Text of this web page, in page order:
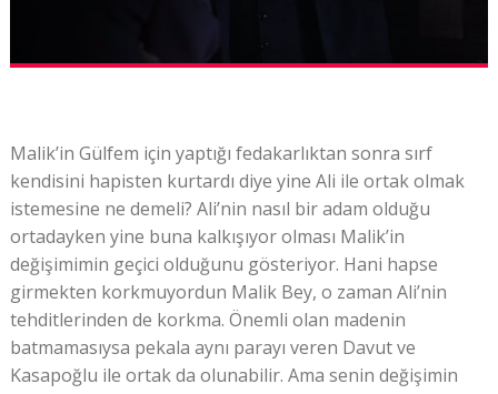
Malik’in Gülfem için yaptığı fedakarlıktan sonra sırf
kendisini hapisten kurtardı diye yine Ali ile ortak olmak
istemesine ne demeli? Ali’nin nasıl bir adam olduğu
ortadayken yine buna kalkışıyor olması Malik’in
değişimimin geçici olduğunu gösteriyor. Hani hapse
girmekten korkmuyordun Malik Bey, o zaman Ali’nin
tehditlerinden de korkma. Önemli olan madenin
batmamasıysa pekala aynı parayı veren Davut ve
Kasapoğlu ile ortak da olunabilir. Ama senin değişimin